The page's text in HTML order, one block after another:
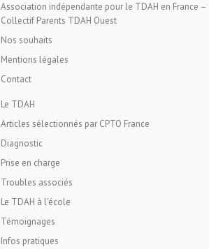
Association indépendante pour le TDAH en France –
Collectif Parents TDAH Ouest
Nos souhaits
Mentions légales
Contact
Le TDAH
Articles sélectionnés par CPTO France
Diagnostic
Prise en charge
Troubles associés
Le TDAH à l’école
Témoignages
Infos pratiques